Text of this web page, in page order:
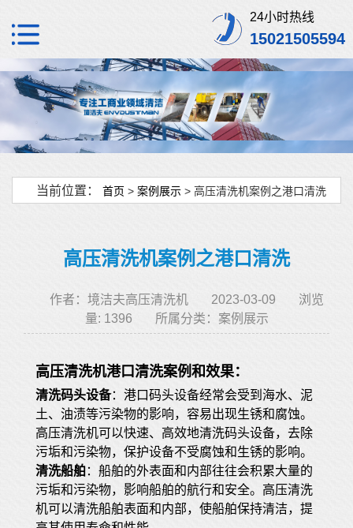
24小时热线
15021505594
当前位置： 首页 > 案例展示 > 高压清洗机案例之港口清洗
高压清洗机案例之港口清洗
作者：境洁夫高压清洗机 2023-03-09
浏览
量: 1396
所属分类： 案例展示
高压清洗机港口清洗案例和效果：
清洗码头设备：港口码头设备经常会受到海水、泥
土、油渍等污染物的影响，容易出现生锈和腐蚀。
高压清洗机可以快速、高效地清洗码头设备，去除
污垢和污染物，保护设备不受腐蚀和生锈的影响。
清洗船舶：船舶的外表面和内部往往会积累大量的
污垢和污染物，影响船舶的航行和安全。高压清洗
机可以清洗船舶表面和内部，使船舶保持清洁，提